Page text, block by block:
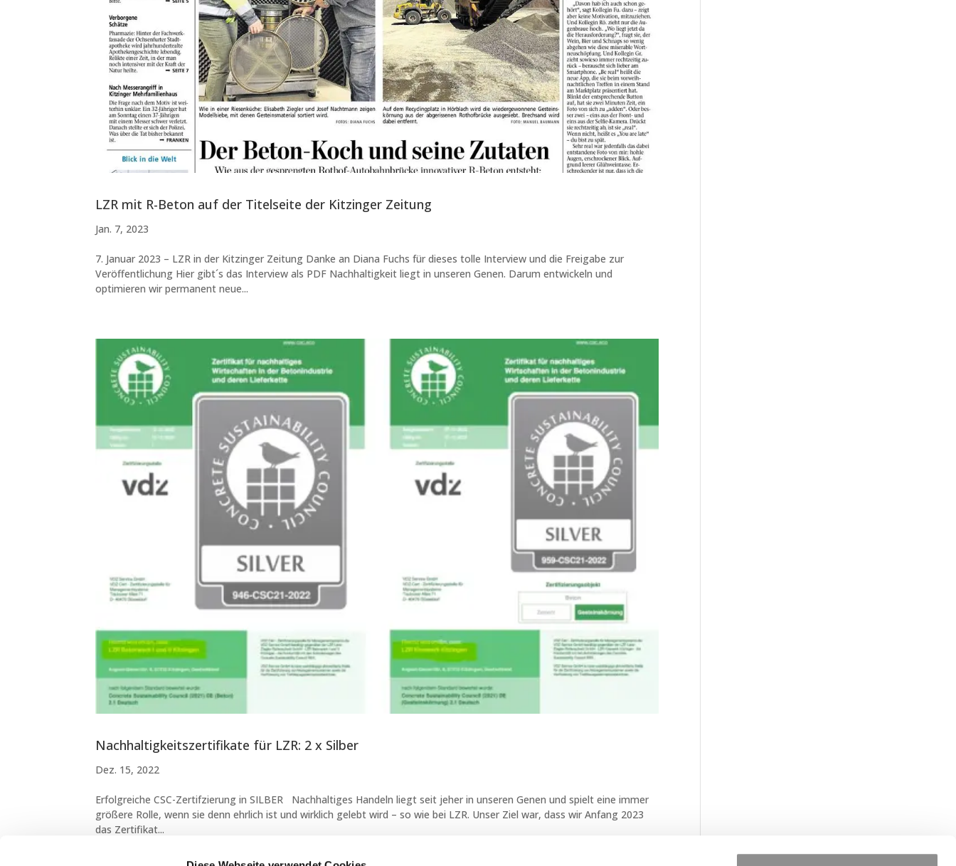
LZR mit R-Beton auf der Titelseite der Kitzinger Zeitung
Jan. 7, 2023
7. Januar 2023 – LZR in der Kitzinger Zeitung Danke an Diana Fuchs für dieses tolle Interview und die Freigabe zur
Veröffentlichung Hier gibt´s das Interview als PDF Nachhaltigkeit liegt in unseren Genen. Darum entwickeln und
optimieren wir permanent neue...
Nachhaltigkeitszertifikate für LZR: 2 x Silber
Dez. 15, 2022
Erfolgreiche CSC-Zertifzierung in SILBER Nachhaltiges Handeln liegt seit jeher in unseren Genen und spielt eine immer
größere Rolle, wenn sie denn ehrlich ist und wirklich gelebt wird – so wie bei LZR. Unser Ziel war, dass wir Anfang 2023
das Zertifikat...